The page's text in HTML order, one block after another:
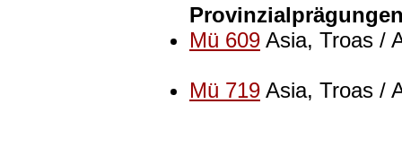
Mü 609 Asia, Troas /
Mü 719 Asia, Troas /